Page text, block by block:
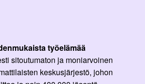
työelämää
sitoutumaton ja moniarvoinen
keskusjärjestö, johon